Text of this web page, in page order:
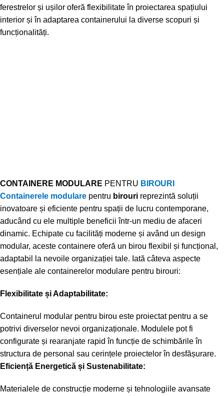
ferestrelor și ușilor oferă flexibilitate în proiectarea spațiului
interior și în adaptarea containerului la diverse scopuri și
funcționalități.
CONTAINERE MODULARE PENTRU BIROURI
Containerele modulare pentru birouri reprezintă soluții
inovatoare și eficiente pentru spații de lucru contemporane,
aducând cu ele multiple beneficii într-un mediu de afaceri
dinamic. Echipate cu facilități moderne și având un design
modular, aceste containere oferă un birou flexibil și funcțional,
adaptabil la nevoile organizației tale. Iată câteva aspecte
esențiale ale containerelor modulare pentru birouri:
Flexibilitate și Adaptabilitate:
Containerul modular pentru birou este proiectat pentru a se
potrivi diverselor nevoi organizaționale. Modulele pot fi
configurate și rearanjate rapid în funcție de schimbările în
structura de personal sau cerințele proiectelor în desfășurare.
Eficiență Energetică și Sustenabilitate:
Materialele de construcție moderne și tehnologiile avansate